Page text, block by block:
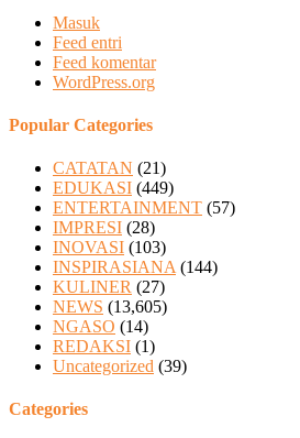
Masuk
Feed entri
Feed komentar
WordPress.org
Popular Categories
CATATAN (21)
EDUKASI (449)
ENTERTAINMENT (57)
IMPRESI (28)
INOVASI (103)
INSPIRASIANA (144)
KULINER (27)
NEWS (13,605)
NGASO (14)
REDAKSI (1)
Uncategorized (39)
Categories